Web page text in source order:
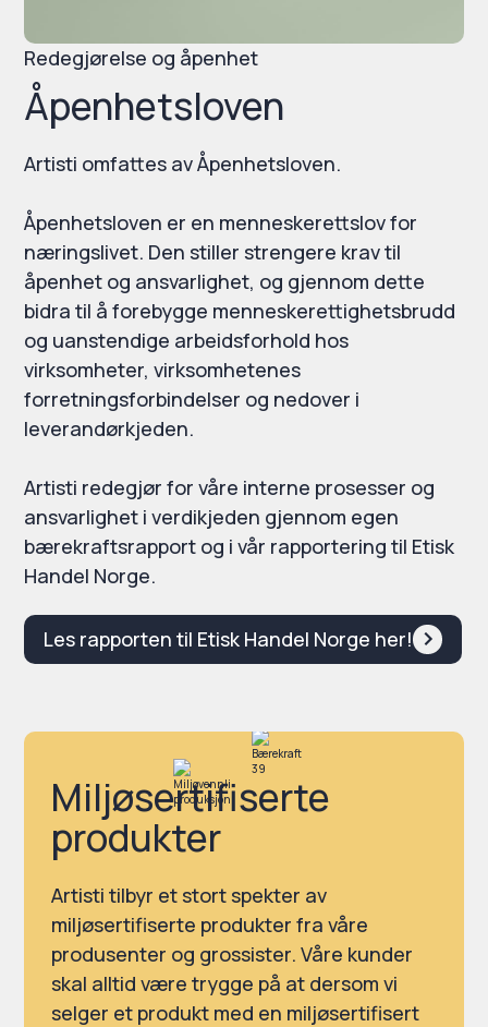
Redegjørelse og åpenhet
Åpenhetsloven
Artisti omfattes av Åpenhetsloven.
Åpenhetsloven er en menneskerettslov for
næringslivet. Den stiller strengere krav til
åpenhet og ansvarlighet, og gjennom dette
bidra til å forebygge menneskerettighetsbrudd
og uanstendige arbeidsforhold hos
virksomheter, virksomhetenes
forretningsforbindelser og nedover i
leverandørkjeden.
Artisti redegjør for våre interne prosesser og
ansvarlighet i verdikjeden gjennom egen
bærekraftsrapport og i vår rapportering til Etisk
Handel Norge.
Les rapporten til Etisk Handel Norge her!
Miljøsertifiserte
produkter
Artisti tilbyr et stort spekter av
miljøsertifiserte produkter fra våre
produsenter og grossister. Våre kunder
skal alltid være trygge på at dersom vi
selger et produkt med en miljøsertifisert